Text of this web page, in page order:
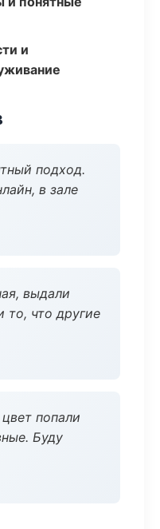
и
подход.
в зале
выдали
то, что другие
попали
Буду